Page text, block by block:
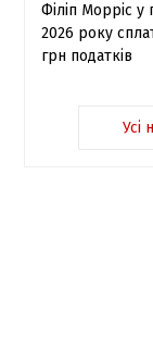
Філіп Морріс у
2026 року
грн податків
Усі